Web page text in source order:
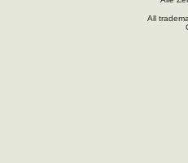
All